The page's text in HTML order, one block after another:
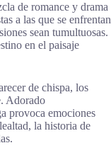
de romance y drama
a las que se enfrentan
sean tumultuosas.
en el paisaje
de chispa, los
Adorado
provoca emociones
la historia de